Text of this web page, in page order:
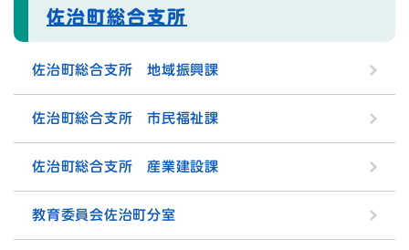
佐治町総合支所
佐治町総合支所 地域振興課
佐治町総合支所 市民福祉課
佐治町総合支所 産業建設課
教育委員会佐治町分室